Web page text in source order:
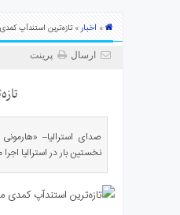
» اخبار» تازه‌ترین استندآپ
ارسال پرینت
صدای استرالیا–
نخستین بار در استرالیا